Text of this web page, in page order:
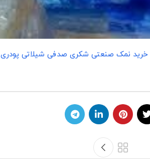
خرید نمک صنعتی شکری صدفی شیلاتی پودری